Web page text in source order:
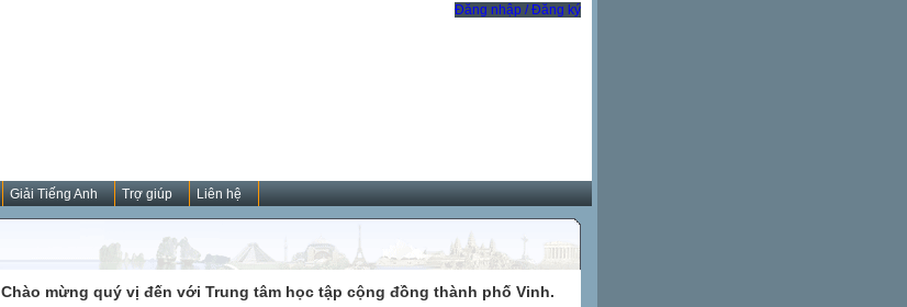
Đăng nhập / Đăng ký
Giải Tiếng Anh Trợ giúp Liên hệ
Chào mừng quý vị đến với Trung tâm học tập cộng đồng thành phố Vinh.